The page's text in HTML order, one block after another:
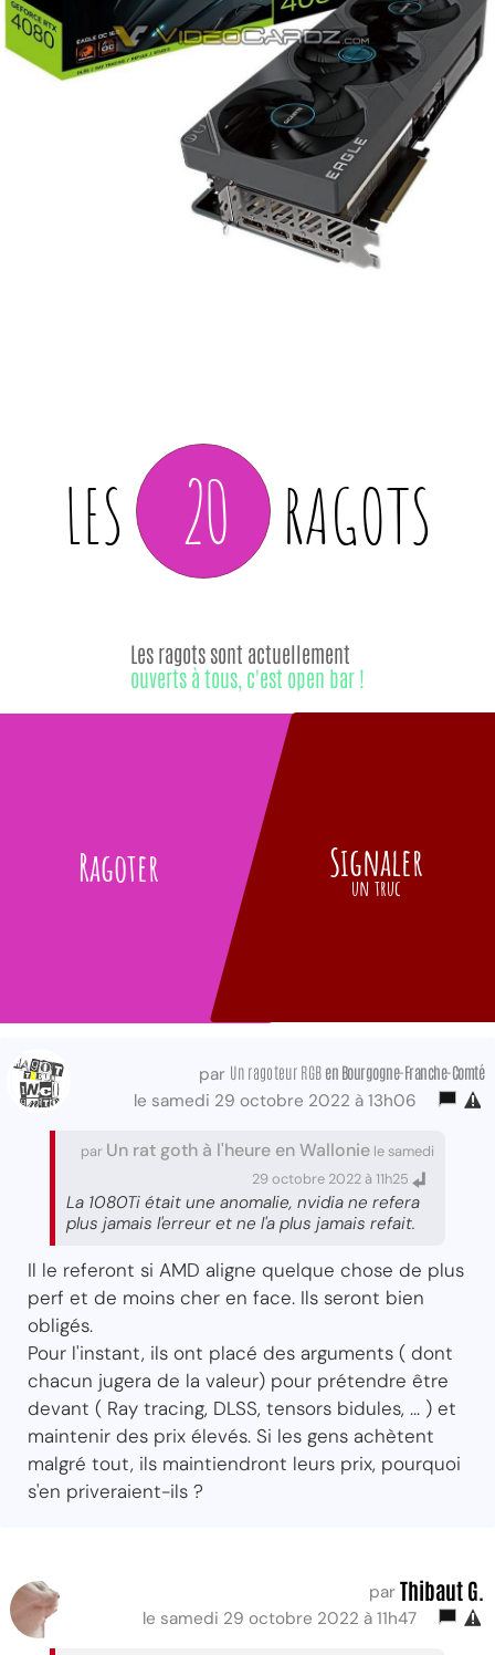
LES 20 RAGOTS
Ragoter
Les ragots sont actuellement
ouverts à tous, c'est open bar !
Signaler
un truc
par Un ragoteur RGB en Bourgogne-Franche-Comté
le samedi 29 octobre 2022 à 13h06
par Un rat goth à l'heure en Wallonie le samedi
29 octobre 2022 à 11h25
La 1080Ti était une anomalie, nvidia ne refera
plus jamais l'erreur et ne l'a plus jamais refait.
Il le referont si AMD aligne quelque chose de plus
perf et de moins cher en face. Ils seront bien
obligés.
Pour l'instant, ils ont placé des arguments ( dont
chacun jugera de la valeur) pour prétendre être
devant ( Ray tracing, DLSS, tensors bidules, ... ) et
maintenir des prix élevés. Si les gens achètent
malgré tout, ils maintiendront leurs prix, pourquoi
s'en priveraient-ils ?
par Thibaut G.
le samedi 29 octobre 2022 à 11h47